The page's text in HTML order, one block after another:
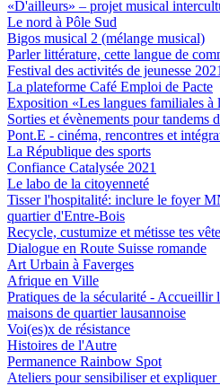
«D'ailleurs» – projet musical
Le nord à Pôle Sud
Bigos musical 2 (mélange musical)
Parler littérature, cette langue de
Festival des activités de jeunesse 2021
La plateforme Café Emploi de Pacte
Exposition «Les langues familiales
Sorties et évènements pour tandems
Pont.E - cinéma, rencontres et
La République des sports
Confiance Catalysée 2021
Le labo de la citoyenneté
Tisser l'hospitalité: inclure le foyer
quartier d'Entre-Bois
Recycle, custumize et métisse tes
Dialogue en Route Suisse romande
Art Urbain à Faverges
Afrique en Ville
Pratiques de la sécularité - Accueillir
maisons de quartier lausannoise
Voi(es)x de résistance
Histoires de l'Autre
Permanence Rainbow Spot
Ateliers pour sensibiliser et